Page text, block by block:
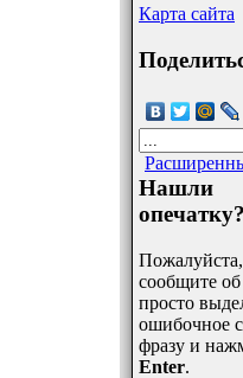
Карта сайта
Нашли
опечатку?
Пожалуйста,
сообщите
просто
ошибочное
фразу и
Enter.